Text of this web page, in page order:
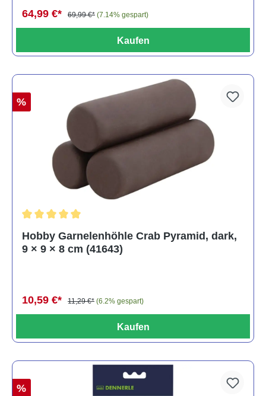
64,99 €* 69,99 €* (7.14% gespart)
Kaufen
%
Hobby Garnelenhöhle Crab Pyramid, dark,
9 × 9 × 8 cm (41643)
10,59 €* 11,29 €* (6.2% gespart)
Kaufen
%